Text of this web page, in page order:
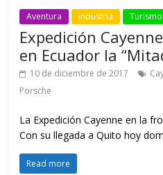
Aventura Industria Turismo
Expedición
en Ecuador la
10 de diciembre de 2017
Porsche
La Expedición Cayenne en la
Con su llegada a Quito hoy
Read more